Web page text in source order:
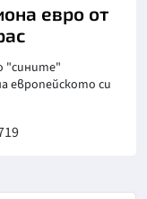
евро от
"сините"
европейското си